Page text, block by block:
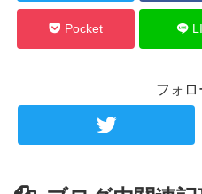
Pocket
フォロ